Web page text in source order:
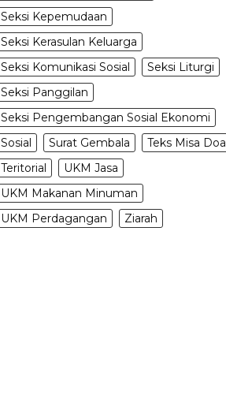
Seksi Kepemudaan
Seksi Kerasulan Keluarga
Seksi Komunikasi Sosial
Seksi Liturgi
Seksi Panggilan
Seksi Pengembangan Sosial Ekonomi
Sosial
Surat Gembala
Teks Misa Doa
Teritorial
UKM Jasa
UKM Makanan Minuman
UKM Perdagangan
Ziarah